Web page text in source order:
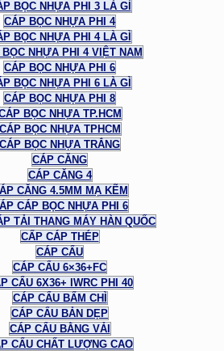
BỌC NHỰA PHI 3 LÀ GÌ
CÁP BỌC NHỰA PHI 4
BỌC NHỰA PHI 4 LÀ GÌ
BỌC NHỰA PHI 4 VIỆT NAM
CÁP BỌC NHỰA PHI 6
BỌC NHỰA PHI 6 LÀ GÌ
CÁP BỌC NHỰA PHI 8
BỌC NHỰA TP.HCM
CÁP BỌC NHỰA TPHCM
CÁP BỌC NHỰA TRẮNG
CÁP CĂNG
CÁP CĂNG 4
CĂNG 4.5MM MẠ KẼM
CÁP BỌC NHỰA PHI 6
TẢI THANG MÁY HÀN QUỐC
CẤP CÁP THÉP
CÁP CẨU
CÁP CẨU 6×36+FC
CẨU 6X36+ IWRC PHI 40
CÁP CẨU BẤM CHÌ
CÁP CẨU BẢN DẸP
CÁP CẨU BẰNG VẢI
CẨU CHẤT LƯỢNG CAO